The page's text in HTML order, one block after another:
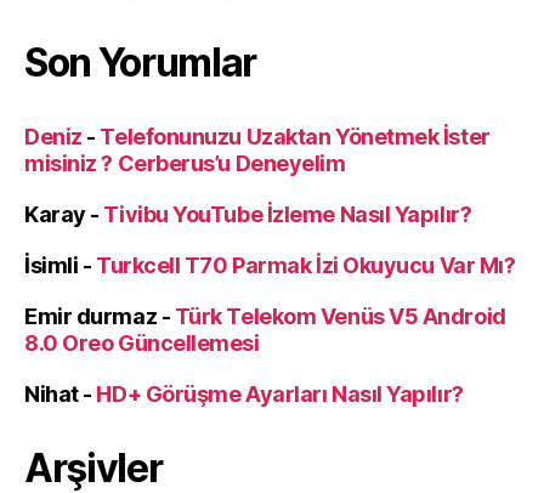
Son Yorumlar
Deniz - Telefonunuzu Uzaktan Yönetmek İster
misiniz ? Cerberus’u Deneyelim
Karay - Tivibu YouTube İzleme Nasıl Yapılır?
İsimli - Turkcell T70 Parmak İzi Okuyucu Var Mı?
Emir durmaz - Türk Telekom Venüs V5 Android
8.0 Oreo Güncellemesi
Nihat- HD+ Görüşme Ayarları Nasıl Yapılır?
Arşivler